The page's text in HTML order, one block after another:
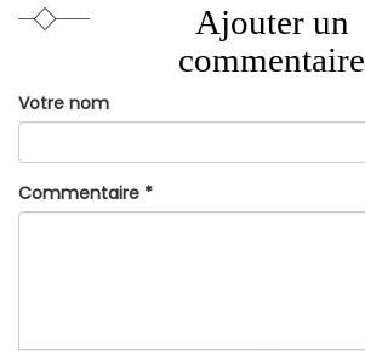
Ajouter un
commentaire
Votre nom
Commentaire *